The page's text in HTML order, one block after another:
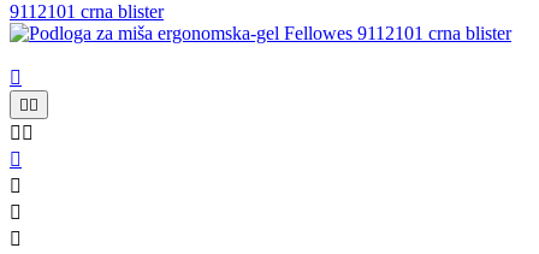

 
 



